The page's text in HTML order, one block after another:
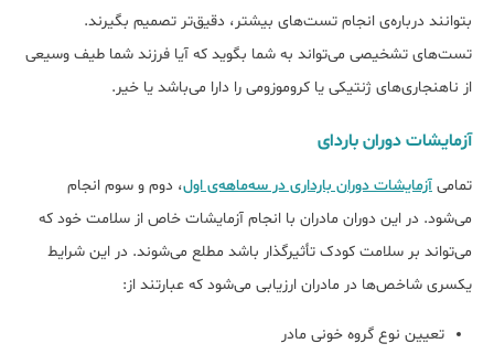
بتوانند درباره‌ی انجام تست‌های بیشتر، دقیق‌تر تصمیم بگیرند.
تست‌های تشخیصی می‌تواند به شما بگوید که آیا فرزند شما طیف وسیعی
از ناهنجاری‌های ژنتیکی یا کروموزومی را دارا می‌باشد یا خیر.
آزمایشات دوران باردای
تمامی آزمایشات دوران بارداری در سه‌ماهه‌ی اول، دوم و سوم انجام
می‌شود. در این دوران مادران با انجام آزمایشات خاص از سلامت خود که
می‌تواند بر سلامت کودک تأثیرگذار باشد مطلع می‌شوند. در این شرایط
یکسری شاخص‌ها در مادران ارزیابی می‌شود که عبارتند از:
تعیین نوع گروه خونی مادر